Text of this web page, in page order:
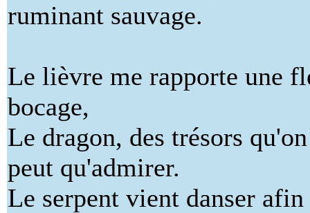
ruminant sauvage.
Le lièvre me rapporte une
bocage,
Le dragon, des trésors
peut qu'admirer.
Le serpent vient danser afin